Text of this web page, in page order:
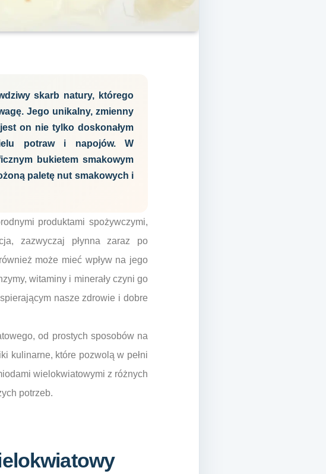
skarb natury, którego
Jego unikalny, zmienny
on nie tylko doskonałym
potraw i napojów. W
bukietem smakowym
paletę nut smakowych i
produktami spożywczymi,
zazwyczaj płynna zaraz po
może mieć wpływ na jego
witaminy i minerały czyni go
nasze zdrowie i dobre
od prostych sposobów na
kulinarne, które pozwolą w pełni
wielokwiatowymi z różnych
potrzeb.